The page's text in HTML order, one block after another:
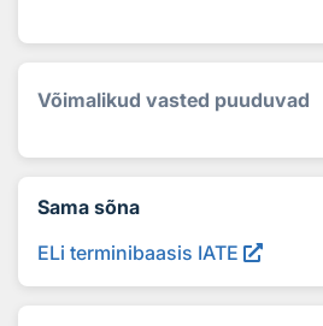
Võimalikud vasted puuduvad
Sama sõna
ELi terminibaasis IATE